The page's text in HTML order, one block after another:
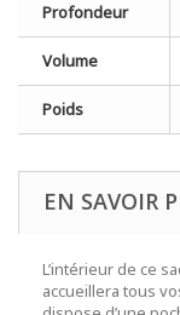
Profondeur
Volume
Poids
EN SAVOIR
L’intérieur de ce
accueillera tous